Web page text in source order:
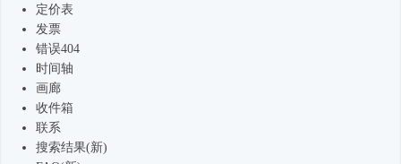
定价表
发票
错误404
时间轴
画廊
收件箱
联系
搜索结果(新)